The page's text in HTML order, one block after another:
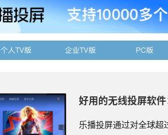
个人TV版 企业TV版 PC版
好用的无线投屏软
乐播投屏通过对全球超